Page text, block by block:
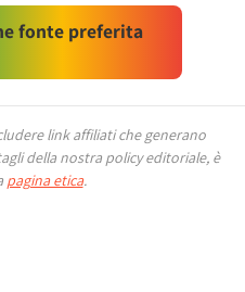
fonte preferita
link affiliati che generano
della nostra policy editoriale, è
pagina etica.